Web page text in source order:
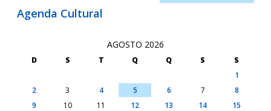
Agenda Cultural
AGOSTO 2026
D S T Q Q S
S
1
2
3 4 5 6 7
8
9
10 11 12 13 14
15